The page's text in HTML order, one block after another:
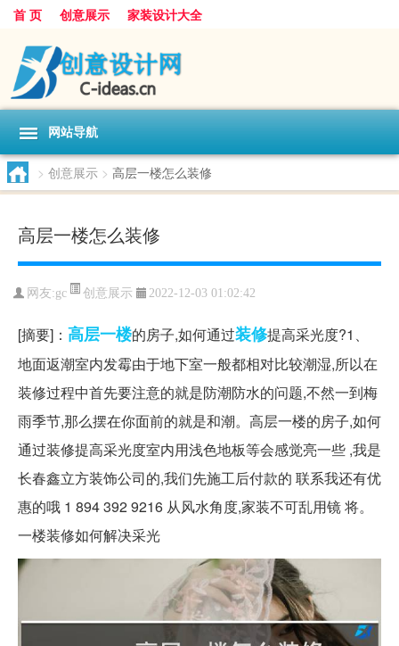
首 页 创意展示 家装设计大全
网站导航
> 创意展示 > 高层一楼怎么装修
高层一楼怎么装修
网友:gc 创意展示 2022-12-03 01:02:42
[摘要]： 高层一楼的房子,如何通过装修提高采光度?1、
地面返潮室内发霉由于地下室一般都相对比较潮湿,所以在
装修过程中首先要注意的就是防潮防水的问题,不然一到梅
雨季节,那么摆在你面前的就是和潮。高层一楼的房子,如何
通过装修提高采光度室内用浅色地板等会感觉亮一些 ,我是
长春鑫立方装饰公司的,我们先施工后付款的 联系我还有优
惠的哦 1 894 392 9216 从风水角度,家装不可乱用镜 将。
一楼装修如何解决采光